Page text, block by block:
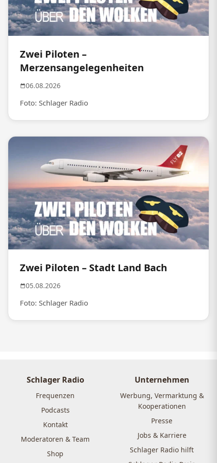
Zwei Piloten –
Merzensangelegenheiten
06.08.2026
Foto: Schlager Radio
Zwei Piloten – Stadt Land Bach
05.08.2026
Foto: Schlager Radio
Schlager Radio
Frequenzen
Podcasts
Kontakt
Moderatoren & Team
Shop
Unternehmen
Werbung, Vermarktung &
Kooperationen
Presse
Jobs & Karriere
Schlager Radio hilft